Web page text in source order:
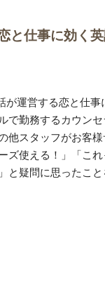
と仕事に効く
が運営する恋と仕事
で勤務するカウン
他スタッフがお客
ズ使える！」「こ
と疑問に思ったこ